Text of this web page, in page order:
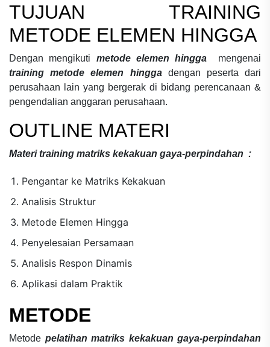
TUJUAN TRAINING
METODE ELEMEN HINGGA
Dengan mengikuti metode elemen hingga
mengenai
training metode elemen hingga dengan peserta dari
perusahaan lain yang bergerak di bidang perencanaan &
pengendalian anggaran perusahaan.
OUTLINE MATERI
Materitraining matriks kekakuan gaya-perpindahan :
Pengantar ke Matriks Kekakuan
Analisis Struktur
Metode Elemen Hingga
Penyelesaian Persamaan
Analisis Respon Dinamis
Aplikasi dalam Praktik
METODE
Metode pelatihan matriks kekakuan gaya-perpindahan